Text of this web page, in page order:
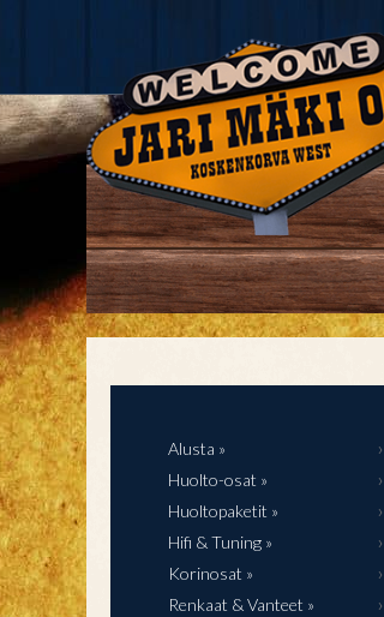
Alusta »
Huolto-osat »
Huoltopaketit »
Hifi & Tuning »
Korinosat »
Renkaat & Vanteet »